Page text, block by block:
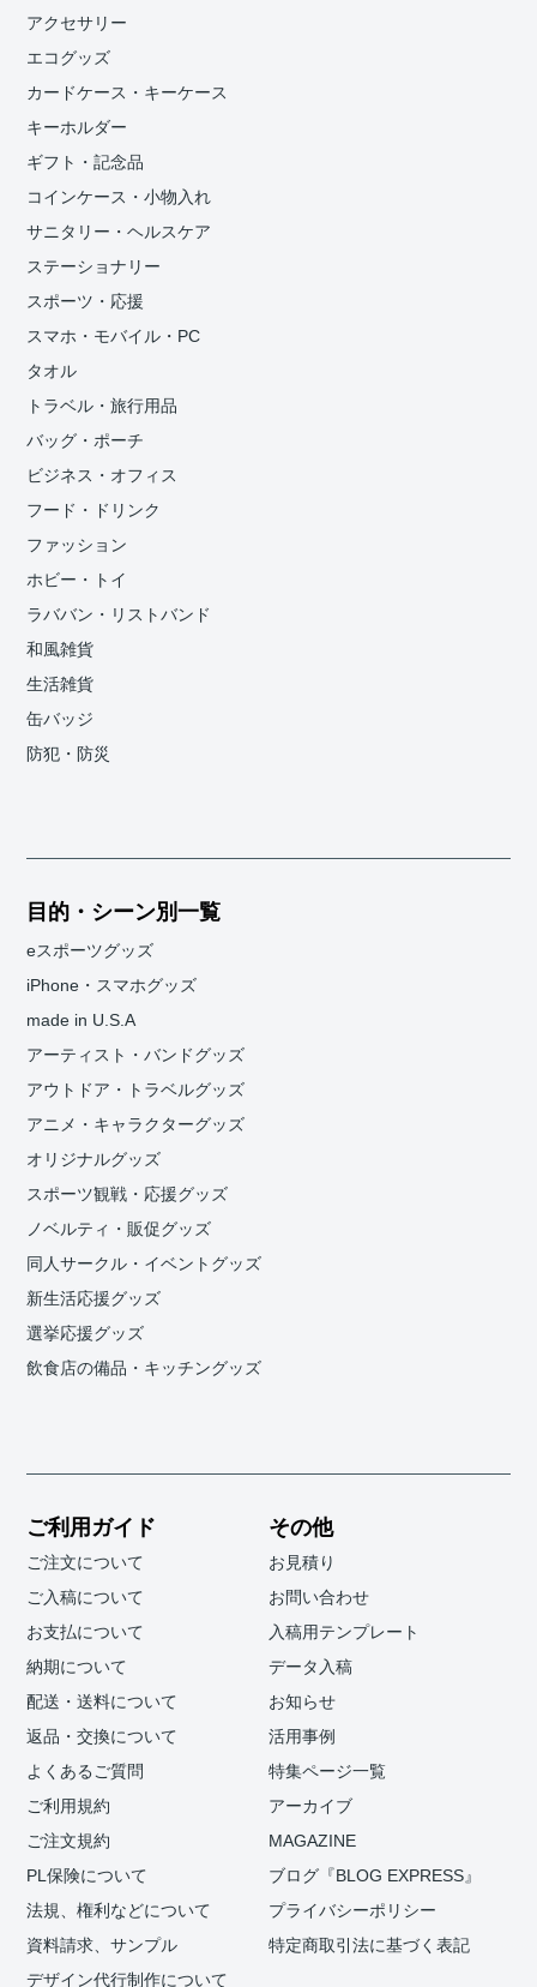
アクセサリー
エコグッズ
カードケース・キーケース
キーホルダー
ギフト・記念品
コインケース・小物入れ
サニタリー・ヘルスケア
ステーショナリー
スポーツ・応援
スマホ・モバイル・PC
タオル
トラベル・旅行用品
バッグ・ポーチ
ビジネス・オフィス
フード・ドリンク
ファッション
ホビー・トイ
ラババン・リストバンド
和風雑貨
生活雑貨
缶バッジ
防犯・防災
目的・シーン別一覧
eスポーツグッズ
iPhone・スマホグッズ
made in U.S.A
アーティスト・バンドグッズ
アウトドア・トラベルグッズ
アニメ・キャラクターグッズ
オリジナルグッズ
スポーツ観戦・応援グッズ
ノベルティ・販促グッズ
同人サークル・イベントグッズ
新生活応援グッズ
選挙応援グッズ
飲食店の備品・キッチングッズ
ご利用ガイド
ご注文について
ご入稿について
お支払について
納期について
配送・送料について
返品・交換について
よくあるご質問
ご利用規約
ご注文規約
PL保険について
法規、権利などについて
資料請求、サンプル
デザイン代行制作について
その他
お見積り
お問い合わせ
入稿用テンプレート
データ入稿
お知らせ
活用事例
特集ページ一覧
アーカイブ
MAGAZINE
ブログ『BLOG EXPRESS』
プライバシーポリシー
特定商取引法に基づく表記